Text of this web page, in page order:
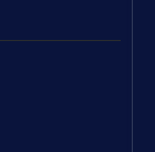
бульвара
от городского
о наших п